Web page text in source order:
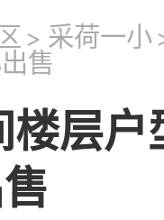
> 采荷一小
售
层